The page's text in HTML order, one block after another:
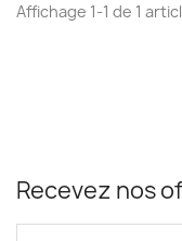
Affichage 1-1 de 1
Recevez nos